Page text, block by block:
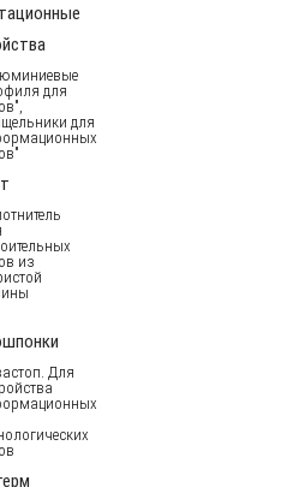
для
для
из
Для